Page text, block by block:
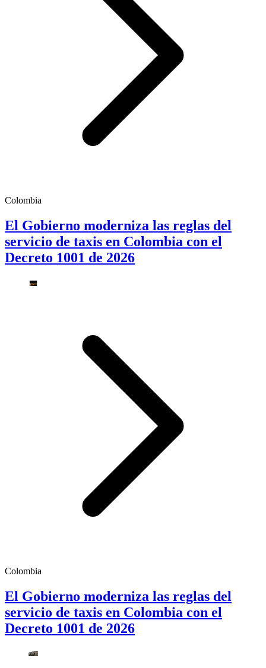
Colombia
El Gobierno moderniza las reglas del
servicio de taxis en Colombia con el
Decreto 1001 de 2026
Colombia
El Gobierno moderniza las reglas del
servicio de taxis en Colombia con el
Decreto 1001 de 2026